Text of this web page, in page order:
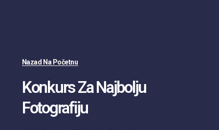
Nazad Na Početnu
Konkurs Za Najbolju
Fotografiju